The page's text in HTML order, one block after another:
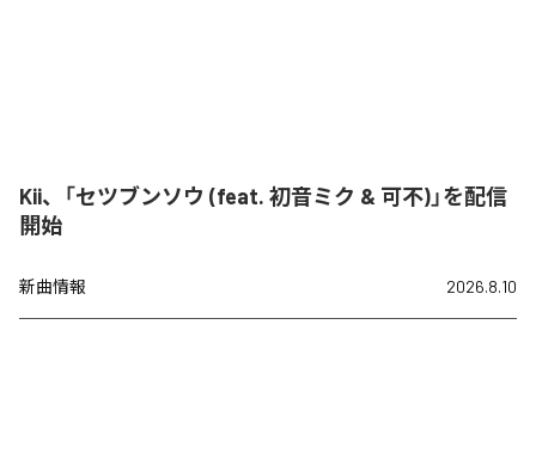
Kii、「セツブンソウ (feat. 初音ミク & 可不)」を配信
開始
新曲情報 2026.8.10